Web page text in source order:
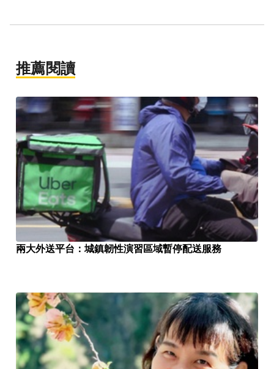
推薦閱讀
兩大外送平台：城鎮韌性演習區域暫停配送服務